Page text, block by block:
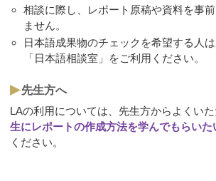
相談に際し、レポート原稿や資料を事
ません。
日本語成果物のチェックを希望する人
「日本語相談室」をご利用ください。
先生方へ
LAの利用については、先生方からよくい
生にレポートの作成方法を学んでもらいた
ください。